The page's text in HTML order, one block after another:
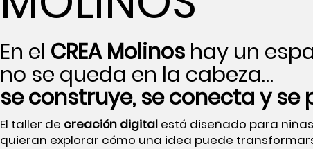
En el CREA Molinos hay un
no se queda en la cabeza…
se construye, se conecta y
El taller de creación digital está diseñado para
quieran explorar cómo una idea puede